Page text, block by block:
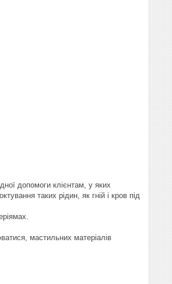
допомоги клієнтам, у яких
таких рідин, як гній і кров під
мастильних матеріалів